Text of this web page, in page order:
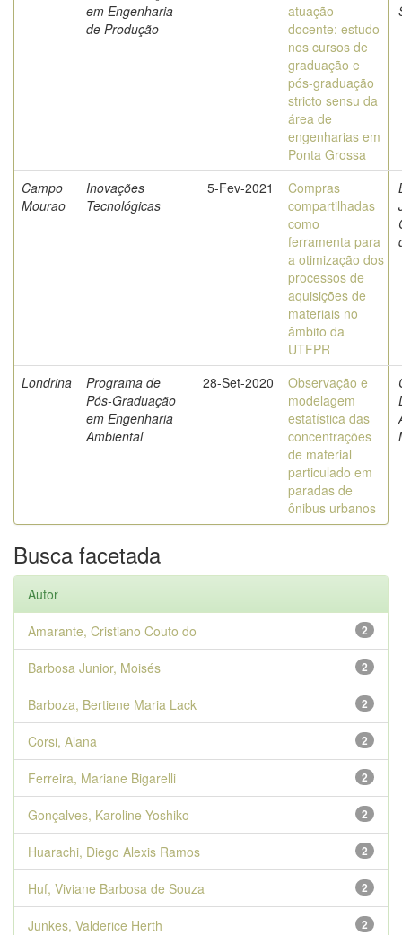
em Engenharia
de Produção
atuação
docente: estudo
nos cursos de
graduação e
pós-graduação
stricto sensu da
área de
engenharias em
Ponta Grossa
Campo
Mourao
Inovações
Tecnológicas
5-Fev-2021
Compras
compartilhadas
como
ferramenta para
a otimização dos
processos de
aquisições de
materiais no
âmbito da
UTFPR
Londrina
Programa de
Pós-Graduação
em Engenharia
Ambiental
28-Set-2020
Observação e
modelagem
estatística das
concentrações
de material
particulado em
paradas de
ônibus urbanos
Busca facetada
Autor
2
Amarante, Cristiano Couto do
2
Barbosa Junior, Moisés
2
Barboza, Bertiene Maria Lack
2
Corsi, Alana
2
Ferreira, Mariane Bigarelli
2
Gonçalves, Karoline Yoshiko
2
Huarachi, Diego Alexis Ramos
2
Huf, Viviane Barbosa de Souza
2
Junkes, Valderice Herth